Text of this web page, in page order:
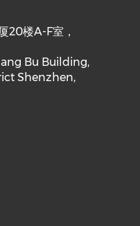
20楼A-F室，
Bu Building,
Shenzhen,